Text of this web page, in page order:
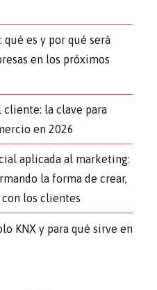
qué es y por qué será
en los próximos
cliente: la clave para
en 2026
aplicada al marketing:
la forma de crear,
los clientes
KNX y para qué sirve en